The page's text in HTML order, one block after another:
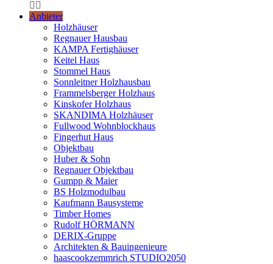
Anbieter
Holzhäuser
Regnauer Hausbau
KAMPA Fertighäuser
Keitel Haus
Stommel Haus
Sonnleitner Holzhausbau
Frammelsberger Holzhaus
Kinskofer Holzhaus
SKANDIMA Holzhäuser
Fullwood Wohnblockhaus
Fingerhut Haus
Objektbau
Huber & Sohn
Regnauer Objektbau
Gumpp & Maier
BS Holzmodulbau
Kaufmann Bausysteme
Timber Homes
Rudolf HÖRMANN
DERIX-Gruppe
Architekten & Bauingenieure
haascookzemmrich STUDIO2050